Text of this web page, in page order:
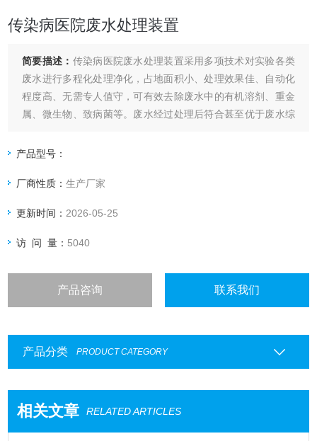
传染病医院废水处理装置
简要描述： 传染病医院废水处理装置采用多项技术对实验各类
废水进行多程化处理净化，占地面积小、处理效果佳、自动化
程度高、无需专人值守，可有效去除废水中的有机溶剂、重金
属、微生物、致病菌等。废水经过处理后符合甚至优于废水综
管理规范。
产品型号：
厂商性质：生产厂家
更新时间： 2026-05-25
访 问 量： 5040
产品咨询 联系我们
产品分类 PRODUCT CATEGORY
相关文章 RELATED ARTICLES